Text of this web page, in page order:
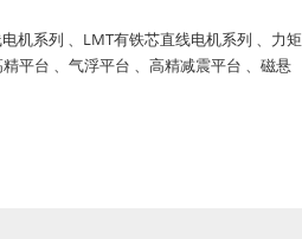
机系列 、LMT有铁芯直线电机系列 、力矩
平台 、气浮平台 、高精减震平台 、磁悬